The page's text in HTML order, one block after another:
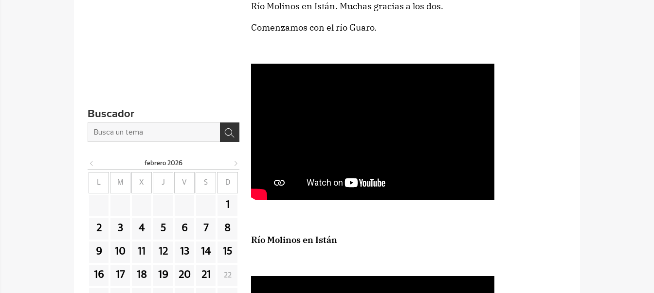
Río Molinos en Istán. Muchas gracias a los dos.
Comenzamos con el río Guaro.
Río Molinos en Istán
Buscador
febrero 2026
L M X J V S D
1
2 3 4 5 6 7 8
9 10 11 12 13 14 15
16 17 18 19 20 21 22